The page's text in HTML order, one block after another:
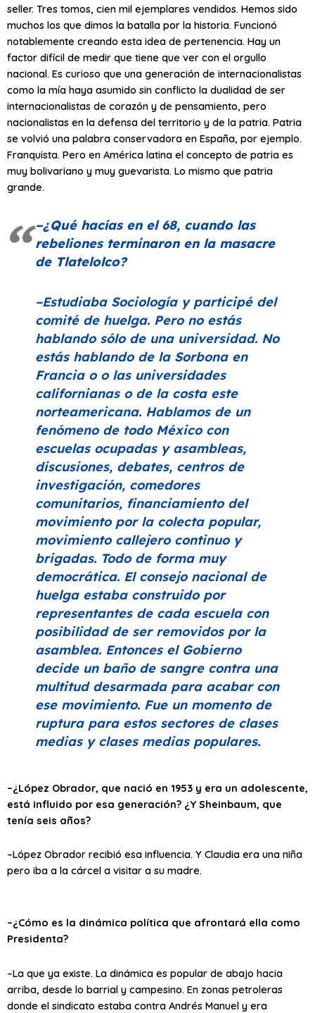
seller. Tres tomos, cien mil ejemplares vendidos. Hemos sido
muchos los que dimos la batalla por la historia. Funcionó
notablemente creando esta idea de pertenencia. Hay un
factor difícil de medir que tiene que ver con el orgullo
nacional. Es curioso que una generación de internacionalistas
como la mía haya asumido sin conflicto la dualidad de ser
internacionalistas de corazón y de pensamiento, pero
nacionalistas en la defensa del territorio y de la patria. Patria
se volvió una palabra conservadora en España, por ejemplo.
Franquista. Pero en América latina el concepto de patria es
muy bolivariano y muy guevarista. Lo mismo que patria
grande.
–¿Qué hacías en el 68, cuando las
rebeliones terminaron en la masacre
de Tlatelolco?
–Estudiaba Sociología y participé del
comité de huelga. Pero no estás
hablando sólo de una universidad. No
estás hablando de la Sorbona en
Francia o o las universidades
californianas o de la costa este
norteamericana. Hablamos de un
fenómeno de todo México con
escuelas ocupadas y asambleas,
discusiones, debates, centros de
investigación, comedores
comunitarios, financiamiento del
movimiento por la colecta popular,
movimiento callejero continuo y
brigadas. Todo de forma muy
democrática. El consejo nacional de
huelga estaba construido por
representantes de cada escuela con
posibilidad de ser removidos por la
asamblea. Entonces el Gobierno
decide un baño de sangre contra una
multitud desarmada para acabar con
ese movimiento. Fue un momento de
ruptura para estos sectores de clases
medias y clases medias populares.
–¿López Obrador, que nació en 1953 y era un adolescente,
está influido por esa generación? ¿Y Sheinbaum, que
tenía seis años?
–López Obrador recibió esa influencia. Y Claudia era una niña
pero iba a la cárcel a visitar a su madre.
–¿Cómo es la dinámica política que afrontará ella como
Presidenta?
–La que ya existe. La dinámica es popular de abajo hacia
arriba, desde lo barrial y campesino. En zonas petroleras
donde el sindicato estaba contra Andrés Manuel y era